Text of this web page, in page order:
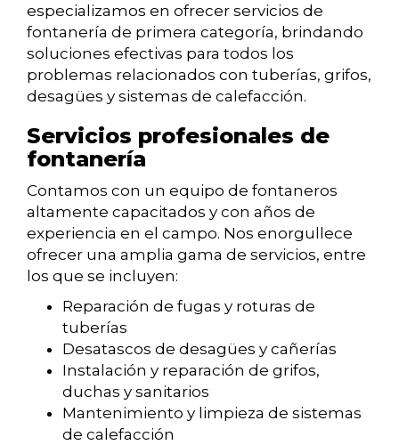
especializamos en ofrecer servicios de
fontanería de primera categoría, brindando
soluciones efectivas para todos los
problemas relacionados con tuberías, grifos,
desagües y sistemas de calefacción.
Servicios profesionales de
fontanería
Contamos con un equipo de fontaneros
altamente capacitados y con años de
experiencia en el campo. Nos enorgullece
ofrecer una amplia gama de servicios, entre
los que se incluyen:
Reparación de fugas y roturas de
tuberías
Desatascos de desagües y cañerías
Instalación y reparación de grifos,
duchas y sanitarios
Mantenimiento y limpieza de sistemas
de calefacción